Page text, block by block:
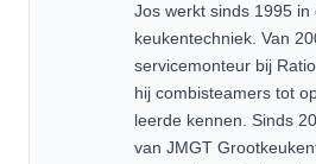
Jos werkt sinds 1995
keukentechniek. Van
servicemonteur bij
hij combisteamers tot
leerde kennen. Sinds
van JMGT